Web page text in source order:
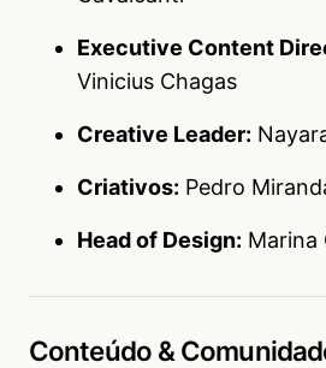
Executive Content
Vinicius Chagas
Creative Leader:
Criativos: Pedro
Head of Design: Marina
Conteúdo &